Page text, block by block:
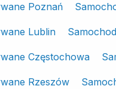
Poznań
Lublin
Częstochowa
Rzeszów